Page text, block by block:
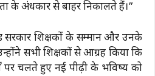
के अंधकार से बाहर निकालते हैं।”
सरकार शिक्षकों के सम्मान और उनके
सभी शिक्षकों से आग्रह किया कि
पर चलते हुए नई पीढ़ी के भविष्य को